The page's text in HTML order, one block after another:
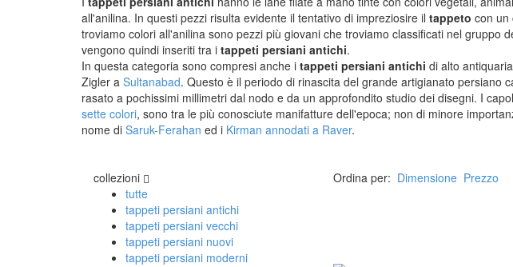
Tappeti Caucasici Antichi: Kazak
Tappeti Caucasici Antichi: Karabagh
Tappeti Caucasici Antichi : Shirvan
Tappeti Caucasici Vecchi E Nuovi
COLLEZIONE
Tappeti Anatolici Antichi
Tappeti Cinesi Antichi
Tappeti Turcomanni Antichi
Tappeti Agra Antichi E Antica Asia
all'anilina. In questi pezzi risulta evidente il tentativo di impreziosire il tappeto con un
troviamo colori all'anilina sono pezzi più giovani che troviamo classificati nel
vengono quindi inseriti tra i tappeti persiani antichi.
In questa categoria sono compresi anche i tappeti persiani antichi di alto
Zigler a Sultanabad. Questo è il periodo di rinascita del grande artigianato persiano
rasato a pochissimi millimetri dal nodo e da un approfondito studio dei disegni. I
sette colori, sono tra le più conosciute manifatture dell'epoca; non di minore
nome di Saruk-Ferahan ed i Kirman annodati a Raver.
collezioni
tutte
tappeti persiani antichi
tappeti persiani vecchi
tappeti persiani nuovi
tappeti persiani moderni
Ordina per: Dimensione Prezzo